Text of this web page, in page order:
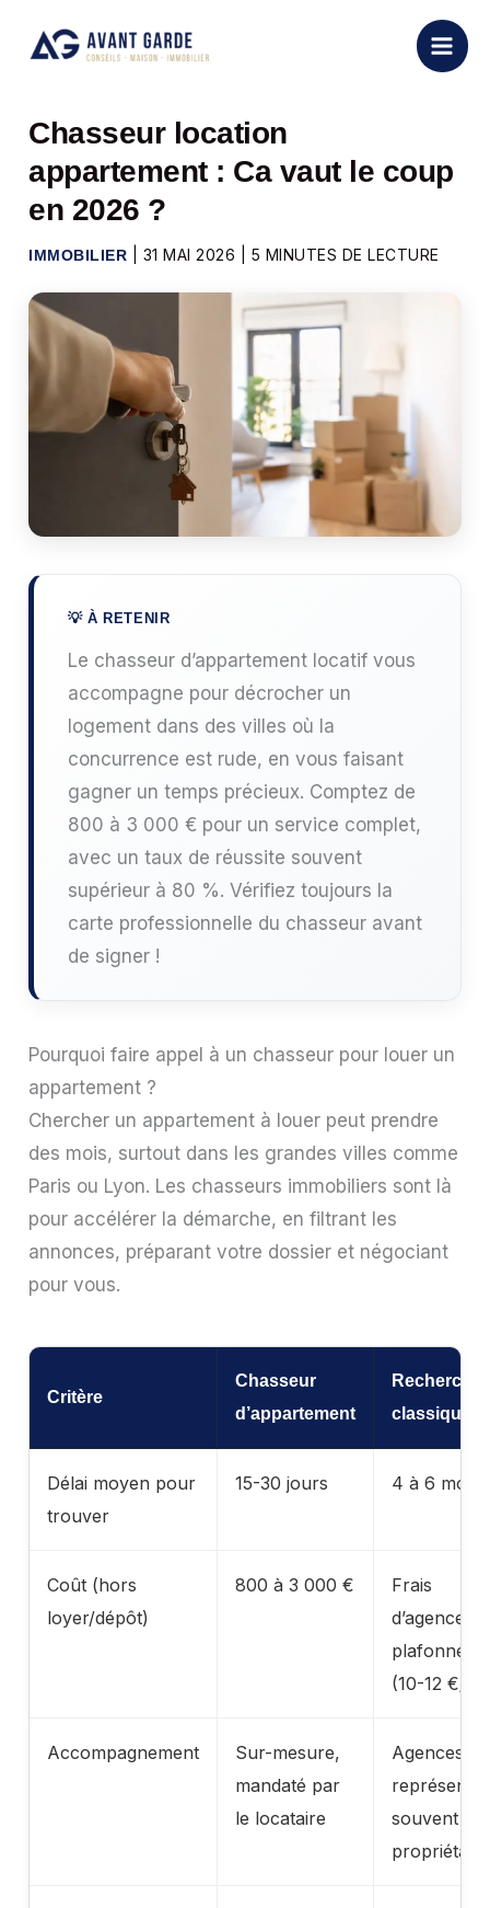
Chasseur location
appartement : Ca vaut le coup
en 2026 ?
IMMOBILIER 31 MAI 2026 5 MINUTES DE LECTURE
Le chasseur d’appartement locatif vous
accompagne pour décrocher un
logement dans des villes où la
concurrence est rude, en vous faisant
gagner un temps précieux. Comptez de
800 à 3 000 € pour un service complet,
avec un taux de réussite souvent
supérieur à 80 %. Vérifiez toujours la
carte professionnelle du chasseur avant
de signer !
Pourquoi faire appel à un chasseur pour louer un
appartement ?
Chercher un appartement à louer peut prendre
des mois, surtout dans les grandes villes comme
Paris ou Lyon. Les chasseurs immobiliers sont là
pour accélérer la démarche, en filtrant les
annonces, préparant votre dossier et négociant
pour vous.
Critère
Chasseur
d’appartement
Recherche
classique »
Délai moyen pour
trouver
15-30 jours 4 à 6 mois
Coût (hors
loyer/dépôt)
800 à 3 000 €
Frais
d’agence
plafonnés
(10-12 €/
Accompagnement
Sur-mesure,
mandaté par
le locataire
Agences
souvent le
propriétaire